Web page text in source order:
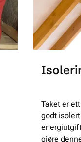
Taket er
godt
gjøre